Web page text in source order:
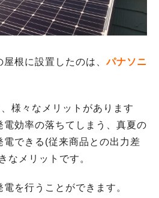
屋根に設置したのは、パナソニ
様々なメリットがあります
電効率の落ちてしまう、真夏の
電できる(従来商品との出力差
なメリットです。
を行うことができます。